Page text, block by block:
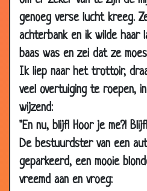
genoeg verse lucht kreeg.
achterbank en ik wilde haar
baas was en zei dat ze
Ik liep naar het trottoir,
veel overtuiging te roepen,
wijzend:
"En nu, blijf! Hoor je me?!
De bestuurdster van een
geparkeerd, een mooie
vreemd aan en vroeg:
29 May 2017
Cadeau
27 Mar 2017
In de put
24 Dec 2016
EHBO doos
17 Dec 2016
Flessen
24 Oct 2015
Computer
18 Jul 2015
Dom blondje
28 Dec 2014
Zon of maan
24 Oct 2014
Paarden uit elkaar
11 Sep 2014
Blondje in videotheek